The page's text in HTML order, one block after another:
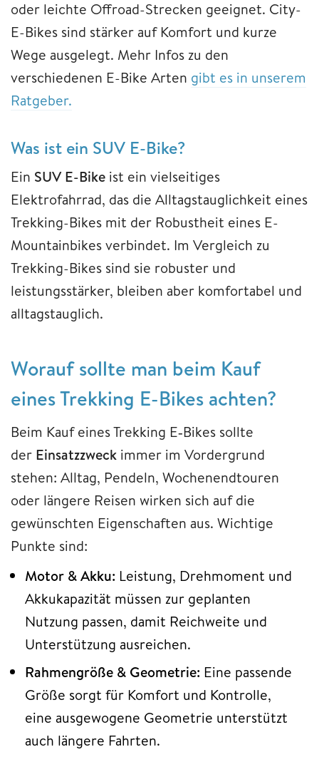
oder leichte Offroad-Strecken geeignet. City-
E-Bikes sind stärker auf Komfort und kurze
Wege ausgelegt. Mehr Infos zu den
verschiedenen E-Bike Arten gibt es in unserem
Ratgeber.
Was ist ein SUV E-Bike?
Ein SUV E-Bike ist ein vielseitiges
Elektrofahrrad, das die Alltagstauglichkeit eines
Trekking-Bikes mit der Robustheit eines E-
Mountainbikes verbindet. Im Vergleich zu
Trekking-Bikes sind sie robuster und
leistungsstärker, bleiben aber komfortabel und
alltagstauglich.
Worauf sollte man beim Kauf
eines Trekking E-Bikes achten?
Beim Kauf eines Trekking E‑Bikes sollte
der Einsatzzweck immer im Vordergrund
stehen: Alltag, Pendeln, Wochenendtouren
oder längere Reisen wirken sich auf die
gewünschten Eigenschaften aus. Wichtige
Punkte sind:
Motor & Akku: Leistung, Drehmoment und
Akkukapazität müssen zur geplanten
Nutzung passen, damit Reichweite und
Unterstützung ausreichen.
Rahmengröße & Geometrie: Eine passende
Größe sorgt für Komfort und Kontrolle,
eine ausgewogene Geometrie unterstützt
auch längere Fahrten.